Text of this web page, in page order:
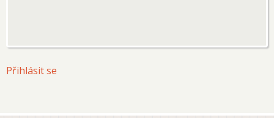
User
Přihlásit se